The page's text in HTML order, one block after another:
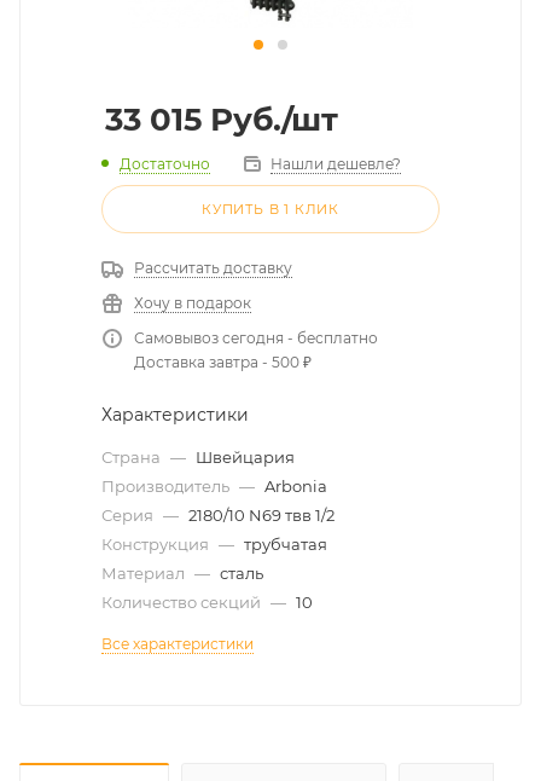
33 015 Руб./шт
Достаточно Нашли дешевле?
КУПИТЬ В 1 КЛИК
Рассчитать доставку
Хочу в подарок
Самовывоз сегодня - бесплатно
Доставка завтра - 500 ₽
Характеристики
Страна — Швейцария
Производитель — Arbonia
Серия — 2180/10 N69 твв 1/2
Конструкция — трубчатая
Материал — сталь
Количество секций — 10
Все характеристики